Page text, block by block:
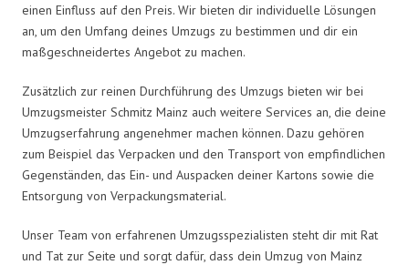
einen Einfluss auf den Preis. Wir bieten dir individuelle Lösungen
an, um den Umfang deines Umzugs zu bestimmen und dir ein
maßgeschneidertes Angebot zu machen.
Zusätzlich zur reinen Durchführung des Umzugs bieten wir bei
Umzugsmeister Schmitz Mainz auch weitere Services an, die deine
Umzugserfahrung angenehmer machen können. Dazu gehören
zum Beispiel das Verpacken und den Transport von empfindlichen
Gegenständen, das Ein- und Auspacken deiner Kartons sowie die
Entsorgung von Verpackungsmaterial.
Unser Team von erfahrenen Umzugsspezialisten steht dir mit Rat
und Tat zur Seite und sorgt dafür, dass dein Umzug von Mainz